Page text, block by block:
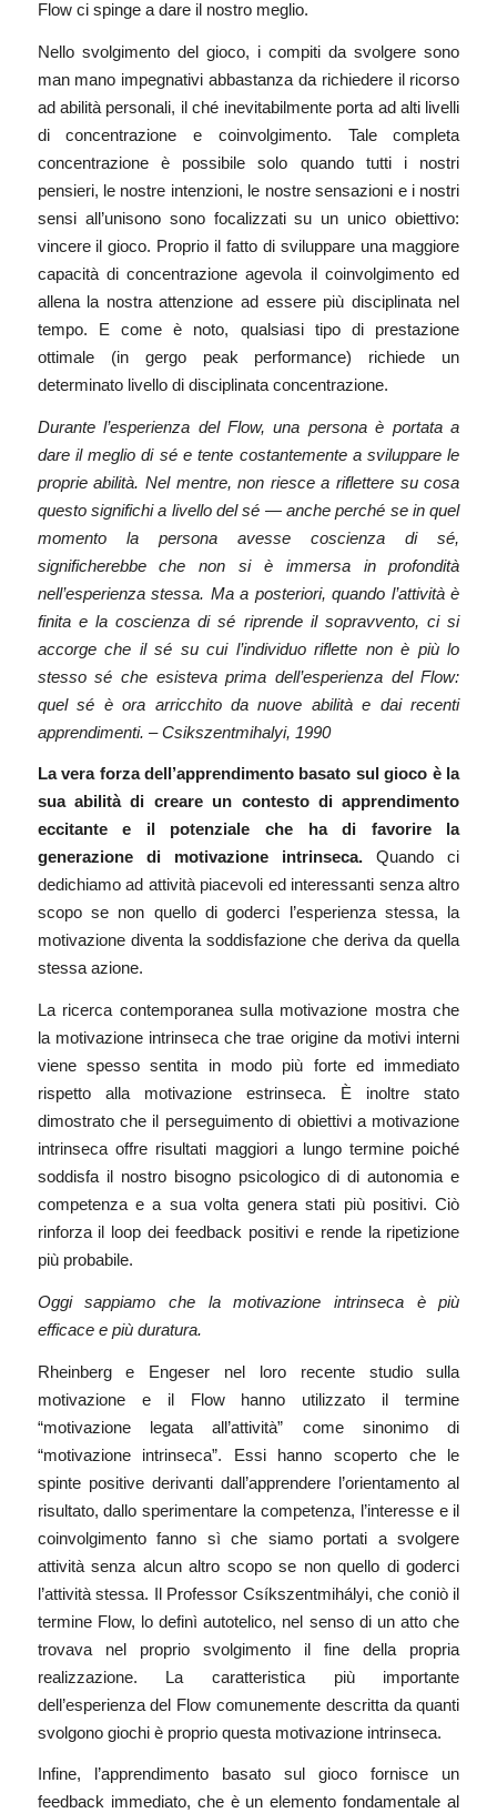
Flow ci spinge a dare il nostro meglio.
Nello svolgimento del gioco, i compiti da svolgere sono
man mano impegnativi abbastanza da richiedere il ricorso
ad abilità personali, il ché inevitabilmente porta ad alti livelli
di concentrazione e coinvolgimento. Tale completa
concentrazione è possibile solo quando tutti i nostri
pensieri, le nostre intenzioni, le nostre sensazioni e i nostri
sensi all’unisono sono focalizzati su un unico obiettivo:
vincere il gioco. Proprio il fatto di sviluppare una maggiore
capacità di concentrazione agevola il coinvolgimento ed
allena la nostra attenzione ad essere più disciplinata nel
tempo. E come è noto, qualsiasi tipo di prestazione
ottimale (in gergo peak performance) richiede un
determinato livello di disciplinata concentrazione.
Durante l’esperienza del Flow, una persona è portata a
dare il meglio di sé e tente costantemente a sviluppare le
proprie abilità. Nel mentre, non riesce a riflettere su cosa
questo significhi a livello del sé — anche perché se in quel
momento la persona avesse coscienza di sé,
significherebbe che non si è immersa in profondità
nell’esperienza stessa. Ma a posteriori, quando l’attività è
finita e la coscienza di sé riprende il sopravvento, ci si
accorge che il sé su cui l’individuo riflette non è più lo
stesso sé che esisteva prima dell’esperienza del Flow:
quel sé è ora arricchito da nuove abilità e dai recenti
apprendimenti. – Csikszentmihalyi, 1990
La vera forza dell’apprendimento basato sul gioco è la
sua abilità di creare un contesto di apprendimento
eccitante e il potenziale che ha di favorire la
generazione di motivazione intrinseca.Quando ci
dedichiamo ad attività piacevoli ed interessanti senza altro
scopo se non quello di goderci l’esperienza stessa, la
motivazione diventa la soddisfazione che deriva da quella
stessa azione.
La ricerca contemporanea sulla motivazione mostra che
la motivazione intrinseca che trae origine da motivi interni
viene spesso sentita in modo più forte ed immediato
rispetto alla motivazione estrinseca. È inoltre stato
dimostrato che il perseguimento di obiettivi a motivazione
intrinseca offre risultati maggiori a lungo termine poiché
soddisfa il nostro bisogno psicologico di di autonomia e
competenza e a sua volta genera stati più positivi. Ciò
rinforza il loop dei feedback positivi e rende la ripetizione
più probabile.
Oggi sappiamo che la motivazione intrinseca è più
efficace e più duratura.
Rheinberg e Engeser nel loro recente studio sulla
motivazione e il Flow hanno utilizzato il termine
“motivazione legata all’attività” come sinonimo di
“motivazione intrinseca”. Essi hanno scoperto che le
spinte positive derivanti dall’apprendere l’orientamento al
risultato, dallo sperimentare la competenza, l’interesse e il
coinvolgimento fanno sì che siamo portati a svolgere
attività senza alcun altro scopo se non quello di goderci
l’attività stessa. Il Professor Csíkszentmihályi, che coniò il
termine Flow, lo definì autotelico, nel senso di un atto che
trovava nel proprio svolgimento il fine della propria
realizzazione. La caratteristica più importante
dell’esperienza del Flow comunemente descritta da quanti
svolgono giochi è proprio questa motivazione intrinseca.
Infine, l’apprendimento basato sul gioco fornisce un
feedback immediato, che è un elemento fondamentale al